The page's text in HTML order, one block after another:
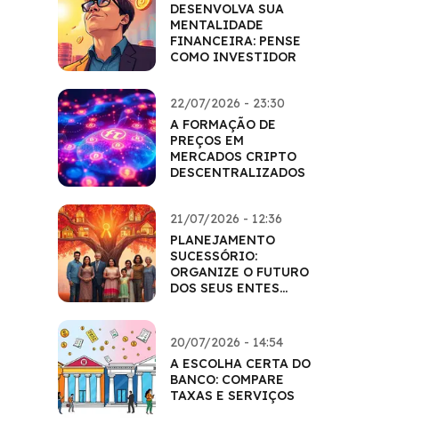
DESENVOLVA SUA
MENTALIDADE
FINANCEIRA: PENSE
COMO INVESTIDOR
22/07/2026 - 23:30
A FORMAÇÃO DE
PREÇOS EM
MERCADOS CRIPTO
DESCENTRALIZADOS
21/07/2026 - 12:36
PLANEJAMENTO
SUCESSÓRIO:
ORGANIZE O FUTURO
DOS SEUS ENTES
20/07/2026 - 14:54
A ESCOLHA CERTA DO
BANCO: COMPARE
TAXAS E SERVIÇOS